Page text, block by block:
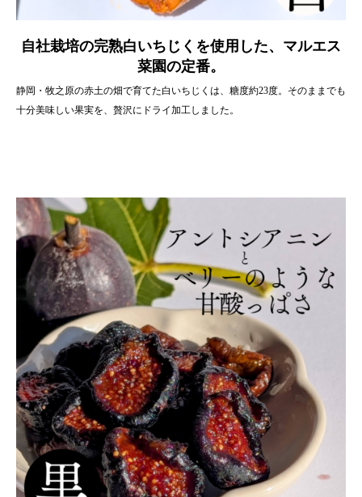
自社栽培の完熟白いちじく を使用した、マルエス
菜園の定番。
静岡・牧之原の赤土の畑で育てた白いちじくは、糖度約23度。そのままでも
十分美味しい果実を、贅沢にドライ加工しました。